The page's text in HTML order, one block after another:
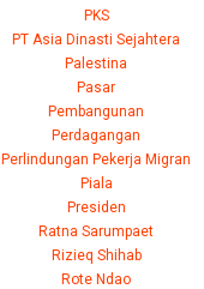
PKS
PT Asia Dinasti Sejahtera
Palestina
Pasar
Pembangunan
Perdagangan
Perlindungan Pekerja Migran
Piala
Presiden
Ratna Sarumpaet
Rizieq Shihab
Rote Ndao